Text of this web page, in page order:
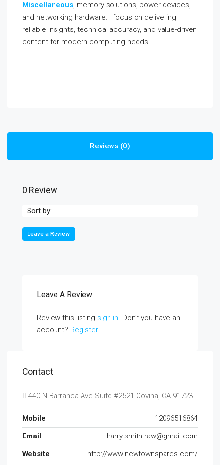
Miscellaneous, memory solutions, power devices,
and networking hardware. I focus on delivering
reliable insights, technical accuracy, and value-driven
content for modern computing needs.
Reviews (0)
0 Review
Sort by:
Leave a Review
Leave A Review
Review this listing sign in. Don’t you have an
account? Register
Contact
440 N Barranca Ave Suite #2521 Covina, CA 91723
Mobile
12096516864
Email
harry.smith.raw@gmail.com
Website
http://www.newtownspares.com/